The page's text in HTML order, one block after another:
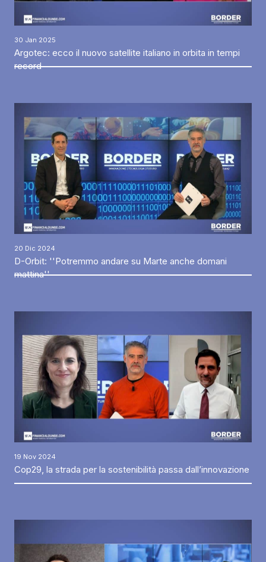
30 Jan 2025
Argotec: ecco il nuovo satellite italiano in orbita in tempi
record
20 Dic 2024
D-Orbit: ''Potremmo andare su Marte anche domani
mattina''
19 Nov 2024
Cop29, la strada per la sostenibilità passa dall’innovazione